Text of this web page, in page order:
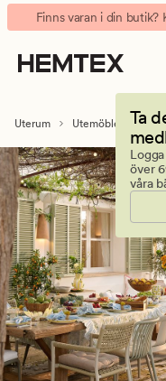
Trädgårdskök
och
utekök
Animerad
banner.
Klicka
på
för
att
pausa.
Finns varan i din
Ta
över
våra
Uterum Utemöbler &